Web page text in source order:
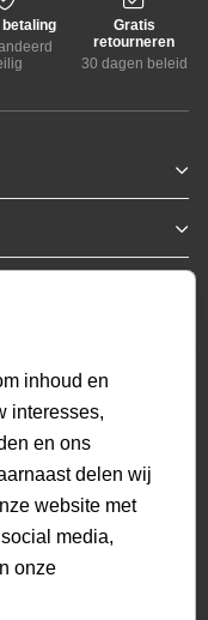
betaling
Gratis
retourneren
30 dagen beleid
inhoud en
interesses,
en ons
delen wij
website met
media,
onze